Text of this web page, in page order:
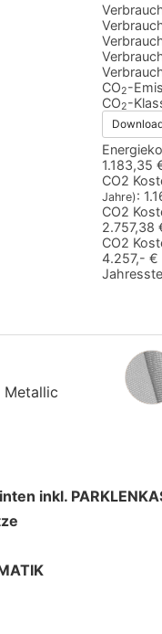
CO2-
CO2-
1.183,35
CO2
Jahre):
CO2
2.757,38
CO2
4.257,- €
Metallic
inkl.